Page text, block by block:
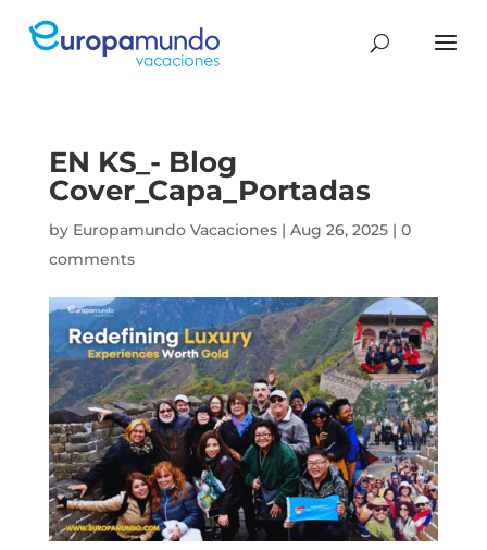
EN KS_- Blog
Cover_Capa_Portadas
by Europamundo Vacaciones| Aug 26, 2025| 0
comments